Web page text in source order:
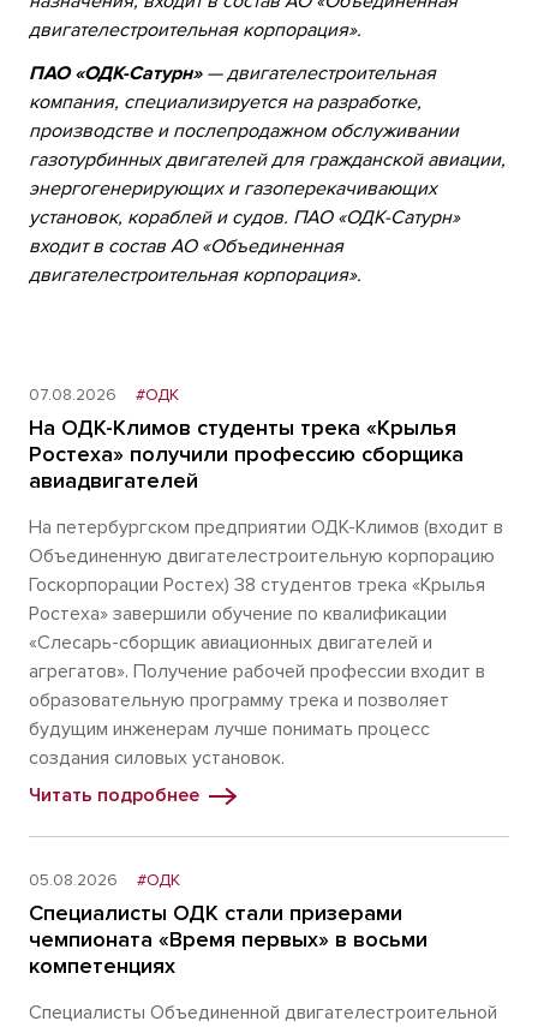
двигателестроительная корпорация».
ПАО «ОДК-Сатурн»— двигателестроительная
компания, специализируется на разработке,
производстве и послепродажном обслуживании
газотурбинных двигателей для гражданской авиации,
энергогенерирующих и газоперекачивающих
установок, кораблей и судов. ПАО «ОДК-Сатурн»
входит в состав АО «Объединенная
двигателестроительная корпорация».
07.08.2026 #ОДК
На ОДК-Климов студенты трека «Крылья
Ростеха» получили профессию сборщика
авиадвигателей
На петербургском предприятии ОДК-Климов (входит в
Объединенную двигателестроительную корпорацию
Госкорпорации Ростех) 38 студентов трека «Крылья
Ростеха» завершили обучение по квалификации
«Слесарь-сборщик авиационных двигателей и
агрегатов». Получение рабочей профессии входит в
образовательную программу трека и позволяет
будущим инженерам лучше понимать процесс
создания силовых установок.
Читать подробнее
05.08.2026 #ОДК
Специалисты ОДК стали призерами
чемпионата «Время первых» в восьми
компетенциях
Специалисты Объединенной двигателестроительной